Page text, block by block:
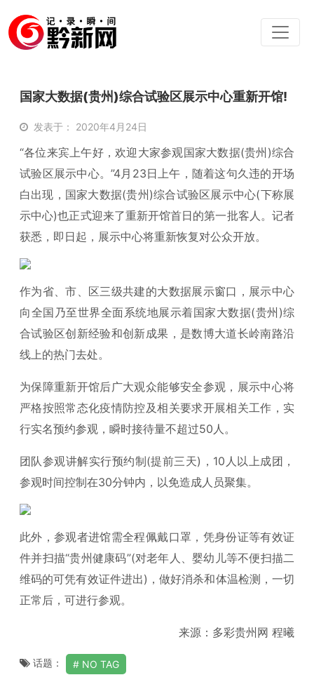
国家大数据(贵州)综合试验区展示中心重新开馆!
发表于： 2020年4月24日
“各位来宾上午好，欢迎大家参观国家大数据(贵州)综合
试验区展示中心。”4月23日上午，随着这句久违的开场
白出现，国家大数据(贵州)综合试验区展示中心(下称展
示中心)也正式迎来了重新开馆首日的第一批客人。记者
获悉，即日起，展示中心将重新恢复对公众开放。
作为省、市、区三级共建的大数据展示窗口，展示中心
向全国乃至世界全面系统地展示着国家大数据(贵州)综
合试验区创新经验和创新成果，是数博大道长岭南路沿
线上的热门去处。
为保障重新开馆后广大观众能够安全参观，展示中心将
严格按照常态化疫情防控及相关要求开展相关工作，实
行实名预约参观，瞬时接待量不超过50人。
团队参观讲解实行预约制(提前三天)，10人以上成团，
参观时间控制在30分钟内，以免造成人员聚集。
此外，参观者进馆需全程佩戴口罩，凭身份证等有效证
件并扫描“贵州健康码”(对老年人、婴幼儿等不便扫描二
维码的可凭有效证件进出)，做好消杀和体温检测，一切
正常后，可进行参观。
来源：多彩贵州网 程曦
话题： NO TAG